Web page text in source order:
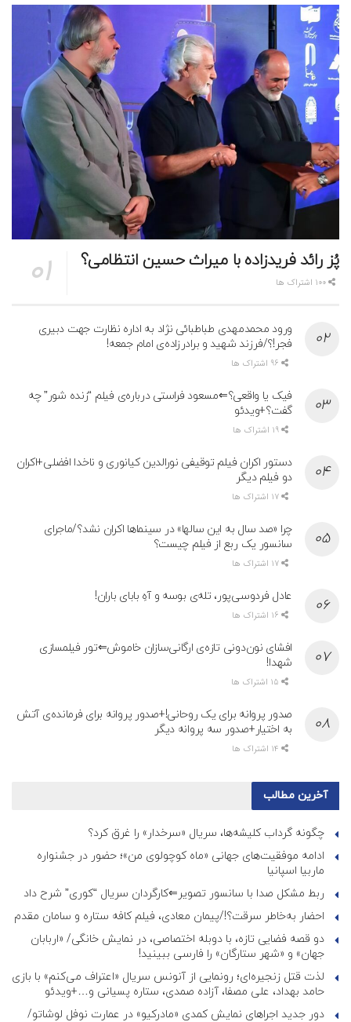
پُز رائد فریدزاده با میراث حسین انتظامی؟
ورود محمدمهدی طباطبائی نژاد به اداره نظارت جهت دبیری
فجر!؟/فرزند شهید و برادرزاده‌ی امام جمعه!
فیک یا واقعی؟⇐مسعود فراستی درباره‌ی فیلم “زنده شور” چه
گفت؟+ویدئو
دستور اکران فیلم توقیفی نورالدین کیانوری و ناخدا افضلی+اکران
دو فیلم دیگر
چرا «صد سال به این سالها» در سینماها اکران نشد؟/ماجرای
سانسور یک ربع از فیلم چیست؟
عادل فردوسی‌پور، تله‌ی بوسه و آهِ بابای باران!
افشای نون‌دونی تازه‌ی ارگانی‌سازان خاموش⇐تور فیلمسازی
شهدا!
صدور پروانه برای یک روحانی!+صدور پروانه برای فرمانده‌ی آتش
به اختیار+صدور سه پروانه دیگر
آخرین مطالب
چگونه گرداب کلیشه‌ها، سریال «سرخدار» را غرق کرد؟
ادامه موفقیت‌های جهانی «ماه کوچولوی من»؛ حضور در جشنواره
ماربیا اسپانیا
ربط مشکل صدا با سانسور تصویر⇐کارگردان سریال “کوری” شرح داد
احضار به‌خاطر سرقت؟!/پیمان معادی، فیلم کافه ستاره و سامان مقدم
دو قصه فضایی تازه، با دوبله اختصاصی، در نمایش خانگی/ «اربابان
جهان» و «شهر ستارگان» را فارسی ببینید!
لذت قتل زنجیره‌ای؛ رونمایی از آنونس سریال «اعتراف می‌کنم» با بازی
حامد بهداد، علی مصفا، آزاده صمدی، ستاره پسیانی و…+ویدئو
دور جدید اجراهای نمایش کمدی «مادرکیو» در عمارت نوفل لوشاتو/